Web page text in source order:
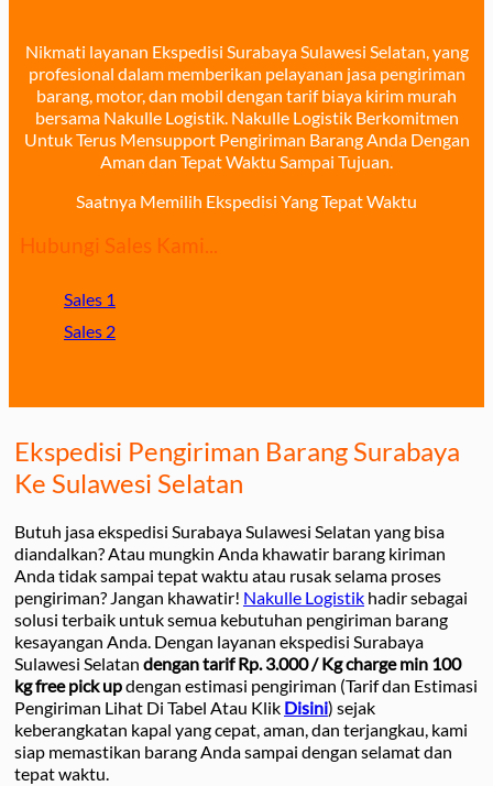
Nikmati layanan Ekspedisi Surabaya Sulawesi Selatan, yang
profesional dalam memberikan pelayanan jasa pengiriman
barang, motor, dan mobil dengan tarif biaya kirim murah
bersama Nakulle Logistik. Nakulle Logistik Berkomitmen
Untuk Terus Mensupport Pengiriman Barang Anda Dengan
Aman dan Tepat Waktu Sampai Tujuan.
Saatnya Memilih Ekspedisi Yang Tepat Waktu
Hubungi Sales Kami...
Sales 1
Sales 2
Ekspedisi Pengiriman Barang Surabaya
Ke Sulawesi Selatan
Butuh jasa ekspedisi Surabaya Sulawesi Selatan yang bisa
diandalkan? Atau mungkin Anda khawatir barang kiriman
Anda tidak sampai tepat waktu atau rusak selama proses
pengiriman? Jangan khawatir! Nakulle Logistik hadir sebagai
solusi terbaik untuk semua kebutuhan pengiriman barang
kesayangan Anda. Dengan layanan ekspedisi Surabaya
Sulawesi Selatan dengan tarif Rp. 3.000 / Kg charge min 100
kg free pick updengan estimasi pengiriman (Tarif dan Estimasi
Pengiriman Lihat Di Tabel Atau Klik Disini) sejak
keberangkatan kapal yang cepat, aman, dan terjangkau, kami
siap memastikan barang Anda sampai dengan selamat dan
tepat waktu.